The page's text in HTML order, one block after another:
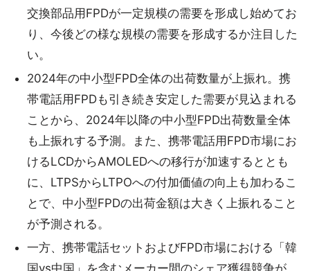
交換部品用FPDが一定規模の需要を形成し始めてお
り、今後どの様な規模の需要を形成するか注目した
い。
2024年の中小型FPD全体の出荷数量が上振れ。携
帯電話用FPDも引き続き安定した需要が見込まれる
ことから、2024年以降の中小型FPD出荷数量全体
も上振れする予測。また、携帯電話用FPD市場にお
けるLCDからAMOLEDへの移行が加速するととも
に、LTPSからLTPOへの付加価値の向上も加わるこ
とで、中小型FPDの出荷金額は大きく上振れること
が予測される。
一方、携帯電話セットおよびFPD市場における「韓
国vs中国」を含むメーカー間のシェア獲得競争が、